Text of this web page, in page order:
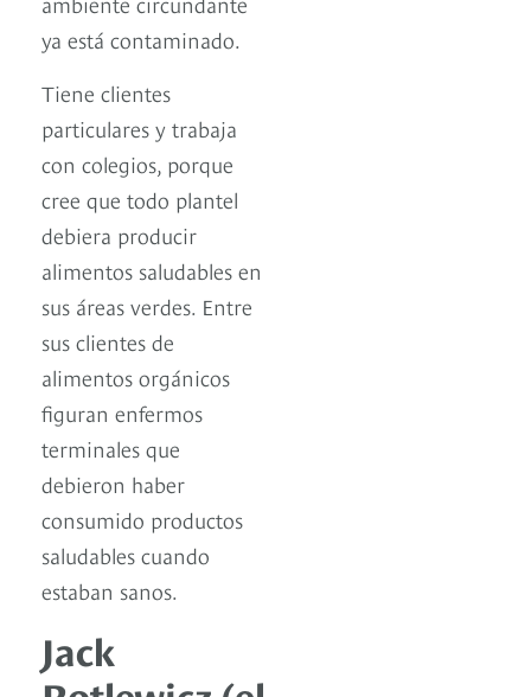
ya está contaminado.
Tiene clientes
particulares y trabaja
con colegios, porque
cree que todo plantel
debiera producir
alimentos saludables en
sus áreas verdes. Entre
sus clientes de
alimentos orgánicos
figuran enfermos
terminales que
debieron haber
consumido productos
saludables cuando
estaban sanos.
Jack